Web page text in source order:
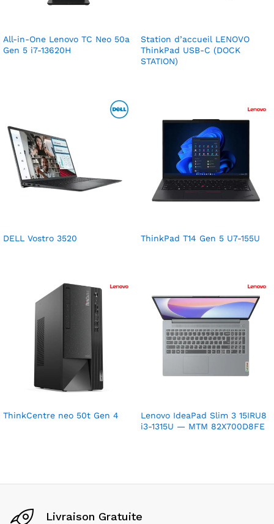
All-in-One Lenovo TC Neo 50a
Gen 5 i7-13620H
Station d’accueil LENOVO
ThinkPad USB-C (DOCK
STATION)
DELL Vostro 3520 ThinkPad T14 Gen 5 U7-155U
ThinkCentre neo 50t Gen 4
Lenovo IdeaPad Slim 3 15IRU8
i3-1315U — MTM 82X700D8FE
Livraison Gratuite